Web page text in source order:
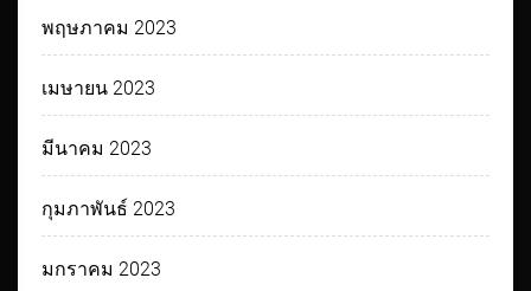
พฤษภาคม 2023
เมษายน 2023
มีนาคม 2023
กุมภาพันธ์ 2023
มกราคม 2023